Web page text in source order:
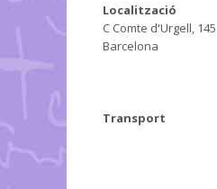
Localització
C Comte d'Urgell, 145
Barcelona
Transport